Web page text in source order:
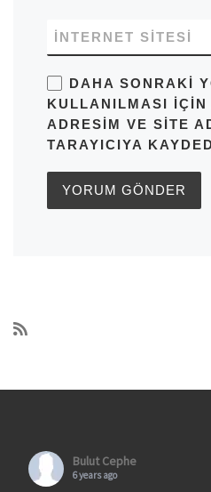
İNTERNET SITESI
DAHA SONRAKI
KULLANILMASI IÇIN
ADRESIM VE SITE
TARAYICIYA
Bulut Cephe
6 years ago